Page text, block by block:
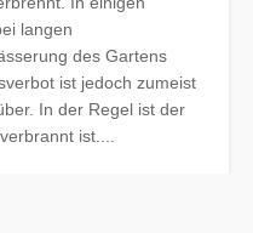
langen
des Gartens
ist jedoch zumeist
In der Regel ist der
ist....